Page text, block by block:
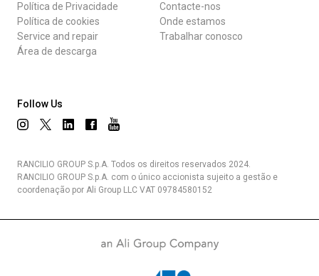
Política de Privacidade
Política de cookies
Service and repair
Área de descarga
Contacte-nos
Onde estamos
Trabalhar conosco
Follow Us
RANCILIO GROUP S.p.A. Todos os direitos reservados 2024.
RANCILIO GROUP S.p.A. com o único accionista sujeito a gestão e
coordenação por Ali Group LLC VAT 09784580152